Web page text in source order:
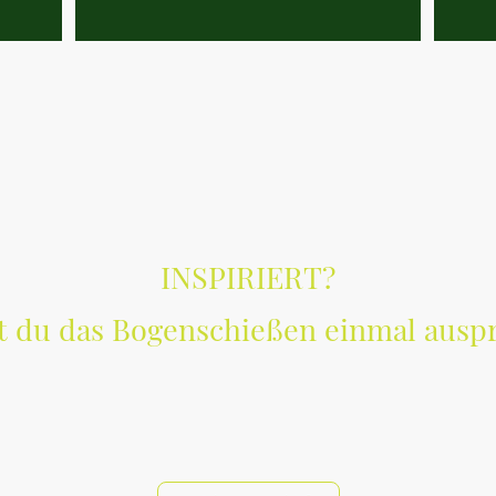
INSPIRIERT?
du das Bogenschießen einmal